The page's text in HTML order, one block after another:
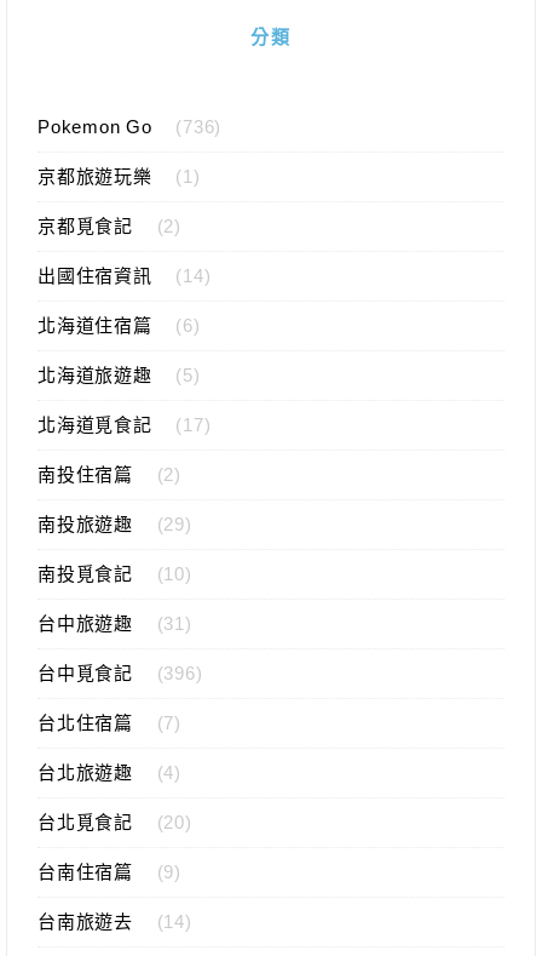
分類
Pokemon Go (736)
京都旅遊玩樂 (1)
京都覓食記 (2)
出國住宿資訊 (14)
北海道住宿篇 (6)
北海道旅遊趣 (5)
北海道覓食記 (17)
南投住宿篇 (2)
南投旅遊趣 (29)
南投覓食記 (10)
台中旅遊趣 (31)
台中覓食記 (396)
台北住宿篇 (7)
台北旅遊趣 (4)
台北覓食記 (20)
台南住宿篇 (9)
台南旅遊去 (14)